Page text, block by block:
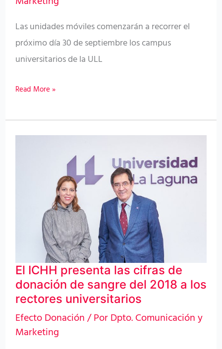
Las unidades móviles comenzarán a recorrer el
próximo día 30 de septiembre los campus
universitarios de la ULL
universidades
canarias
Read More »
El ICHH presenta las cifras de
donación de sangre del 2018 a los
rectores universitarios
Efecto Donación/ PorDpto. Comunicación y
Marketing
donación
sangre
del
2018
a
los